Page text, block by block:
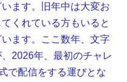
ます。旧年中は大変お
くれている方もいると
ます。ここ数年、文字
2026年、最初のチャレ
で配信をする運びとな